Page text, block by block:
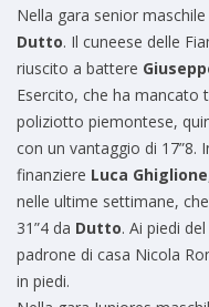
Nella gara senior
Dutto. Il cuneese delle
riuscito a battere
Esercito, che ha mancato
poliziotto piemontese,
con un vantaggio di 17”8.
finanziere Luca Ghiglione
nelle ultime settimane,
31”4 da Dutto. Ai piedi
padrone di casa Nicola
in piedi.